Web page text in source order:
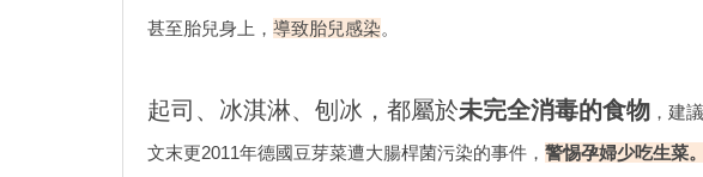
甚至胎兒身上， 導致胎兒感染。
起司、冰淇淋、刨冰，都屬於未完全消毒的食物 ，建
文末更2011年德國豆芽菜遭大腸桿菌污染的事件， 警惕孕婦少吃生菜。